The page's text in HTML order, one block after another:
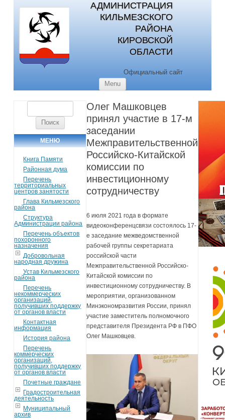
АДМИНИСТРАЦИЯ
КИЛЬМЕЗСКОГО
РАЙОНА
КИРОВСКОЙ
ОБЛАСТИ
Официальный сайт
Menu
МЕНЮ
Книга Памяти
Районная дума
Перечень
территориальных
центров занятости
Глава Кильмезского
района
Структура
Администрации района
Перечень объектов
похоронного
назначения
Добровольная
народная дружина
Устав Кильмезского
района
Перечень
некоммерческих
организаций,
получивших поддержку
от органов власти
Контактная
информация
История района
Перечень
коммерческих
организаций,
получивших поддержку
от органов власти
Почетные граждане
Градостроительная
деятельность
Муниципальный
архив
Олег Машковцев
принял участие в 17-м
заседании
Межправительственной
Российско-Китайской
комиссии по
инвестиционному
сотрудничеству
6 июля 2021 года в формате
видеоконференцсвязи состоялось 17-
е заседание межведомственной
рабочей группы секретариата
российской части
Межправительственной Российско-
Китайской комиссии по
инвестиционному сотрудничеству. В
мероприятии, организованном
Минэкономразвития России, принял
участие заместитель полномочного
представителя Президента РФ в ПФО
Олег Машковцев.